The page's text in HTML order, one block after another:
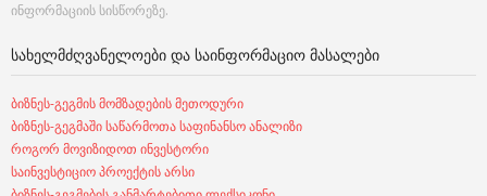
ინფორმაციის სისწორეზე.
ᲡᲐᲮᲔᲚᲛᲫᲦᲕᲐᲜᲔᲚᲝᲔᲑᲘ ᲓᲐ ᲡᲐᲘᲜᲤᲝᲠᲛᲐᲪᲘᲝ ᲛᲐᲡᲐᲚᲔᲑᲘ
ბიზნეს-გეგმის მომზადების მეთოდური
ბიზნეს-გეგმაში საწარმოთა საფინანსო ანალიზი
როგორ მოვიზიდოთ ინვესტორი
საინვესტიციო პროექტის არსი